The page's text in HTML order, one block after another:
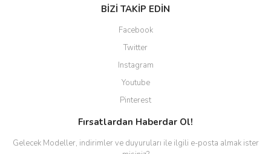
BİZİ TAKİP EDİN
Facebook
Twitter
Instagram
Youtube
Pinterest
Fırsatlardan Haberdar Ol!
Gelecek Modeller, indirimler ve duyuruları ile ilgili e-posta almak ister